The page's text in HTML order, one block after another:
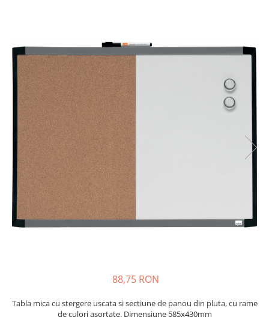
Birotica si papetarie
Hartie si articole din hartie
Bibliorafturi, caiete mecanice,
separatoare
Capsatoare, capse si perforatoare
Caiete si blocnotesuri
Dosare, folii protectie si mape
Accesorii diverse pentru birou
Etichetare si ambalare
Arhivare si depozitare
Stilouri
Seturi de scris Premium
88,75 RON
Tabla mica cu stergere uscata si sectiune de panou din pluta, cu rame
de culori asortate. Dimensiune 585x430mm